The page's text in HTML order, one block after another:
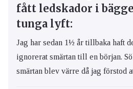
fått ledskador i
tunga lyft:
Jag har sedan 1½ år tillbaka haft
ignorerat smärtan till en början.
smärtan blev värre då jag förstod